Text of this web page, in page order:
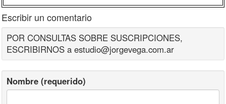
Nota en los términos de la Resolución General N° 1.128
(AFIP), que contenga una descripción clara y precisa de la
actividad principal desarrollada, indicando la fecha de inicio o
modificación de la misma.
Certificación extendida por Contador Público
independiente, con firma autenticada por el Consejo
Profesional de Ciencias Económicas que ejerza el control de
su matrícula, en la que conste la actividad principal
desarrollada y, en caso de modificación de la misma, el
Escribir un comentario
POR CONSULTAS SOBRE SUSCRIPCIONES,
ESCRIBIRNOS a estudio@jorgevega.com.ar
Nombre (requerido)